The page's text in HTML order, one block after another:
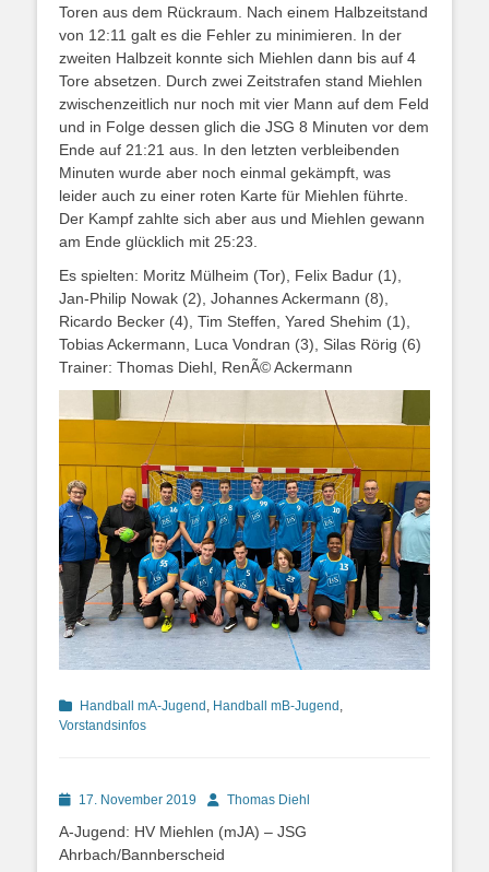
Toren aus dem Rückraum. Nach einem Halbzeitstand
von 12:11 galt es die Fehler zu minimieren. In der
zweiten Halbzeit konnte sich Miehlen dann bis auf 4
Tore absetzen. Durch zwei Zeitstrafen stand Miehlen
zwischenzeitlich nur noch mit vier Mann auf dem Feld
und in Folge dessen glich die JSG 8 Minuten vor dem
Ende auf 21:21 aus. In den letzten verbleibenden
Minuten wurde aber noch einmal gekämpft, was
leider auch zu einer roten Karte für Miehlen führte.
Der Kampf zahlte sich aber aus und Miehlen gewann
am Ende glücklich mit 25:23.
Es spielten: Moritz Mülheim (Tor), Felix Badur (1),
Jan-Philip Nowak (2), Johannes Ackermann (8),
Ricardo Becker (4), Tim Steffen, Yared Shehim (1),
Tobias Ackermann, Luca Vondran (3), Silas Rörig (6)
Trainer: Thomas Diehl, RenÃ© Ackermann
Kategorien
Handball mA-Jugend , Handball mB-Jugend ,
Vorstandsinfos
Posted17. November 2019 AutorThomas Diehl
A-Jugend: HV Miehlen (mJA) – JSG
Ahrbach/Bannberscheid